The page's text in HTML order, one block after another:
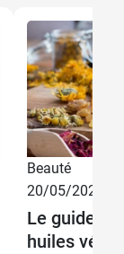
Beauté
20/05/2026
Le guide
huiles